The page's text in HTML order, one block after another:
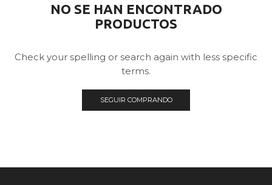
NO SE HAN ENCONTRADO
PRODUCTOS
Check your spelling or search again with less specific
terms.
SEGUIR COMPRANDO